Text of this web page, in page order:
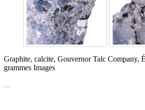
Graphite, calcite, Gouvernor Talc Company,
grammes Images